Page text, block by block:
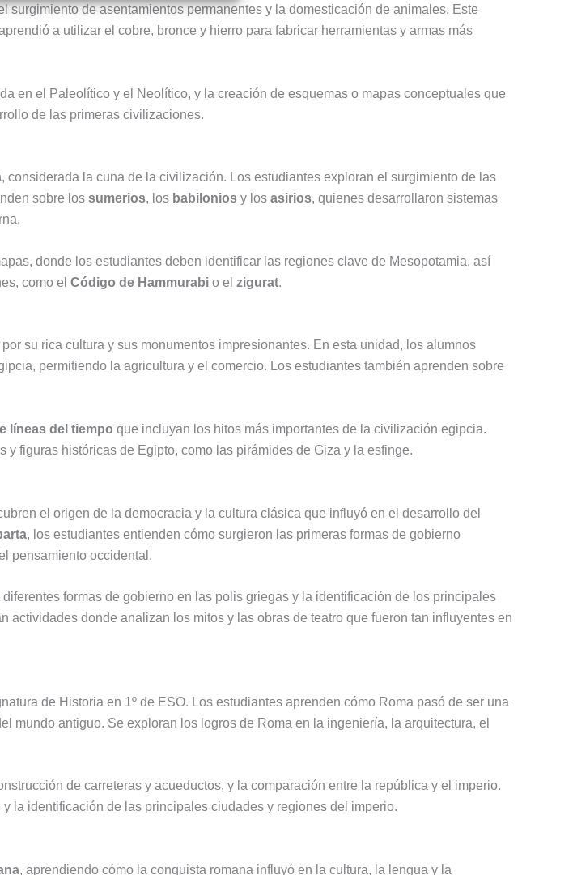
al
contenido
de asentamientos permanentes y la domesticación de animales. Este
a utilizar el cobre, bronce y hierro para fabricar herramientas y armas más
en el Paleolítico y el Neolítico, y la creación de esquemas o mapas conceptuales que
de las primeras civilizaciones.
, considerada la cuna de la civilización. Los estudiantes exploran el surgimiento de las
sobre los sumerios, los babilonios y los asirios, quienes desarrollaron sistemas
donde los estudiantes deben identificar las regiones clave de Mesopotamia, así
como el Código de Hammurabi o el zigurat.
su rica cultura y sus monumentos impresionantes. En esta unidad, los alumnos
permitiendo la agricultura y el comercio. Los estudiantes también aprenden sobre
líneas del tiempo que incluyan los hitos más importantes de la civilización egipcia.
figuras históricas de Egipto, como las pirámides de Giza y la esfinge.
el origen de la democracia y la cultura clásica que influyó en el desarrollo del
, los estudiantes entienden cómo surgieron las primeras formas de gobierno
pensamiento occidental.
formas de gobierno en las polis griegas y la identificación de los principales
actividades donde analizan los mitos y las obras de teatro que fueron tan influyentes en
de Historia en 1º de ESO. Los estudiantes aprenden cómo Roma pasó de ser una
antiguo. Se exploran los logros de Roma en la ingeniería, la arquitectura, el
de carreteras y acueductos, y la comparación entre la república y el imperio.
la identificación de las principales ciudades y regiones del imperio.
, aprendiendo cómo la conquista romana influyó en la cultura, la lengua y la